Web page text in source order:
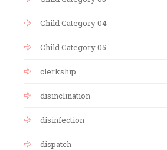
Child Category 04
Child Category 05
clerkship
disinclination
disinfection
dispatch